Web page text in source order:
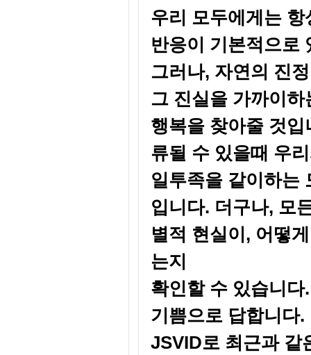
우리 모두에게는
반응이 기본적으로
그러나, 자연의 진
그 진실을 가까이
행복을 찾아줄 것
류될 수 있을때 우
일투족을 같이하는
입니다. 더구나, 모
별적 현실이, 어떻
는지
확인할 수 있습니
기쁨으로 답합니다.
JSVID로 최근과 같